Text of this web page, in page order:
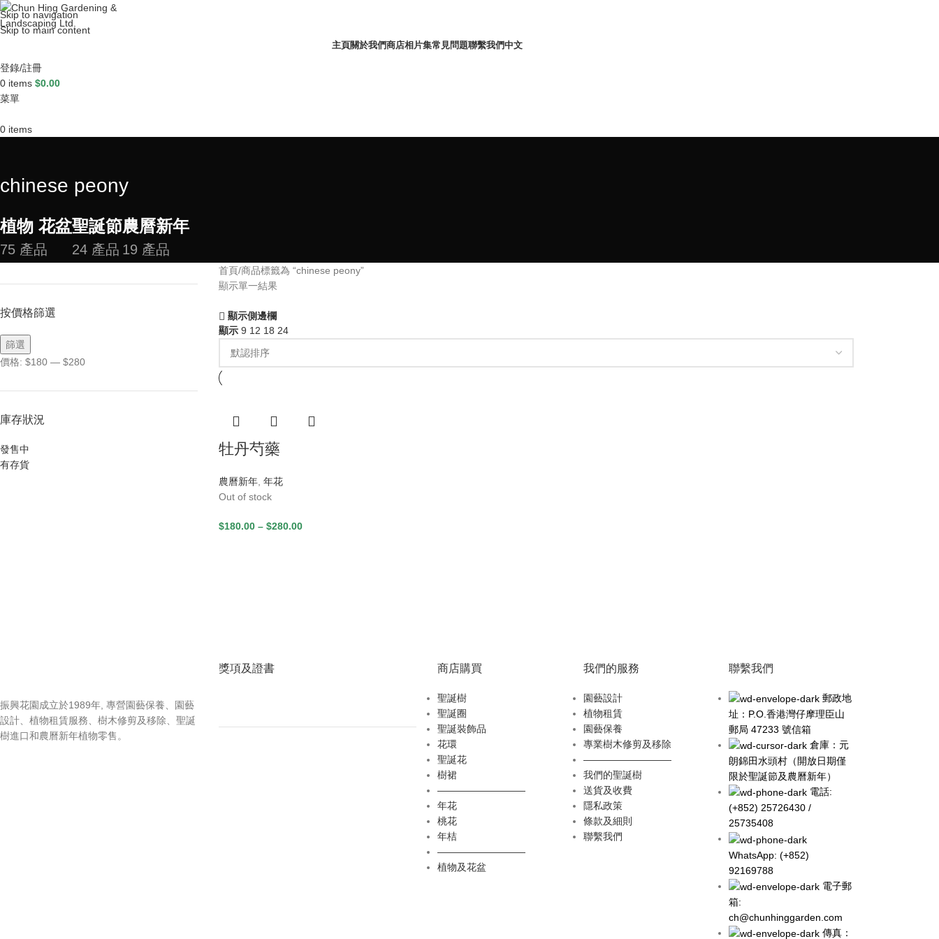
Skip to navigation
Skip to main content
主頁關於我們商店相片集常見問題聯繫我們中文
登錄/註冊
0 items $0.00
菜單
0 items
chinese peony
植物 花盆
75 產品
聖誕節
24 產品
農曆新年
19 產品
按價格篩選
篩選
價格: $180 — $280
庫存狀況
發售中
有存貨
首頁 商品標籤為 “chinese peony”
顯示單一結果
顯示側邊欄
顯示 9 12 18 24
牡丹芍藥
農曆新年, 年花
Out of stock
$180.00 – $280.00
振興花園成立於1989年, 專營園藝保養、園藝
設計、植物租賃服務、樹木修剪及移除、聖誕
樹進口和農曆新年植物零售。
獎項及證書 商店購買
聖誕樹
聖誕圈
聖誕裝飾品
花環
聖誕花
樹裙
—————————
年花
桃花
年桔
—————————
植物及花盆
我們的服務
園藝設計
植物租賃
園藝保養
專業樹木修剪及移除
—————————
我們的聖誕樹
送貨及收費
隱私政策
條款及細則
聯繫我們
聯繫我們
郵政地
址：P.O.香港灣仔摩理臣山
郵局 47233 號信箱
倉庫：元
朗錦田水頭村（開放日期僅
限於聖誕節及農曆新年）
電話:
(+852) 25726430 /
25735408
WhatsApp: (+852)
92169788
電子郵
箱:
ch@chunhinggarden.com
傳真：